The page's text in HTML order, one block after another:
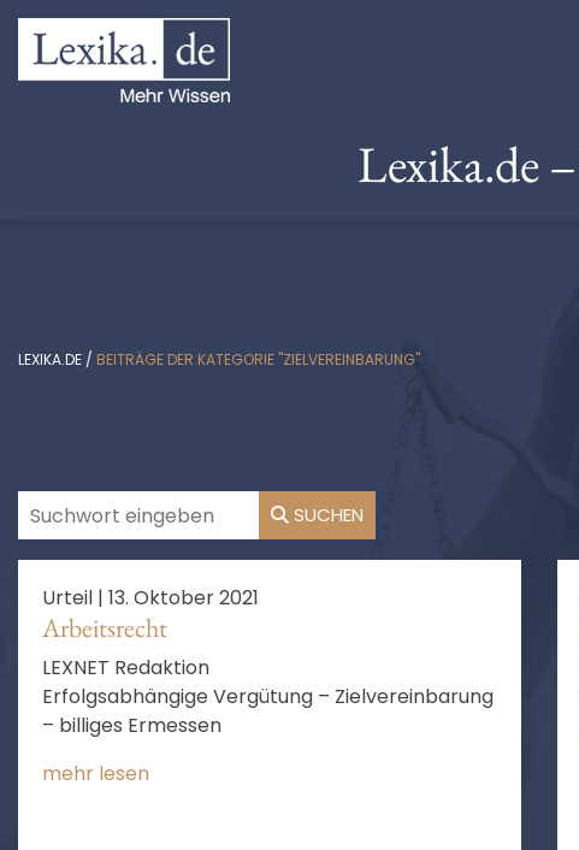
Lexika.de
LEXIKA.DE / BEITRÄGE DER KATEGORIE "ZIELVEREINBARUNG"
SUCHEN
Urteil | 13. Oktober 2021
Arbeitsrecht
LEXNET Redaktion
Erfolgsabhängige Vergütung – Zielvereinbarung
– billiges Ermessen
mehr lesen